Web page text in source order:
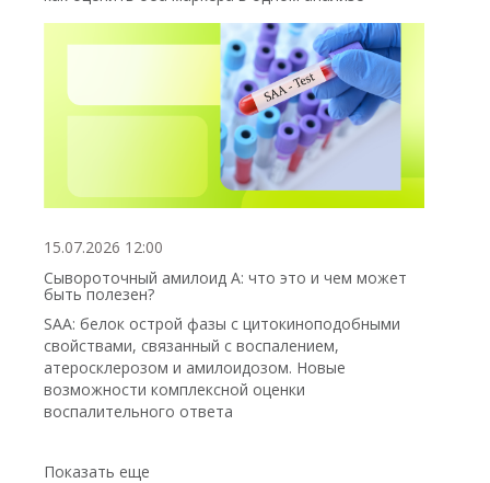
15.07.2026 12:00
Сывороточный амилоид А: что это и чем может
быть полезен?
SAA: белок острой фазы с цитокиноподобными
свойствами, связанный с воспалением,
атеросклерозом и амилоидозом. Новые
возможности комплексной оценки
воспалительного ответа
Показать еще